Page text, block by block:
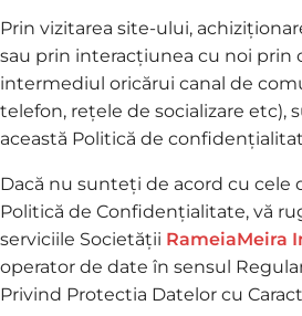
Prin vizitarea site-ului,
sau prin interacțiunea cu noi prin
intermediul oricărui canal de
telefon, rețele de socializare etc),
această Politică de
Dacă nu sunteți de acord cu cele
Politică de Confidențialitate, vă
serviciile Societății RameiaMeira
operator de date în sensul
Privind Protectia Datelor cu